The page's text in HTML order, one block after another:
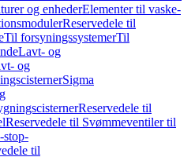
og enhederElementer til vaske-
Reservedele til
Til forsyningssystemerTil
Lavt- og
og
Sigma
Reservedele til
Reservedele til Svømmeventiler til
stop-
til